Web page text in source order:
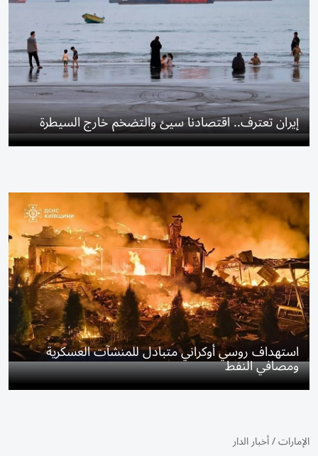
إيران تعترف.. اقتصادنا سيئ والتضخم خارج السيطرة
استهداف روسي أوكراني متبادل للمنشآت العسكرية
ومصافي النفط
الإمارات/أخبار الدار